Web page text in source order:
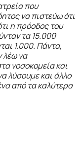
που
να πιστεύω ότι
η πρόοδος του
τα 15.000
1.000. Πάντα,
λέω να
νοσοκομεία και
λύσουμε και άλλο
από τα καλύτερα